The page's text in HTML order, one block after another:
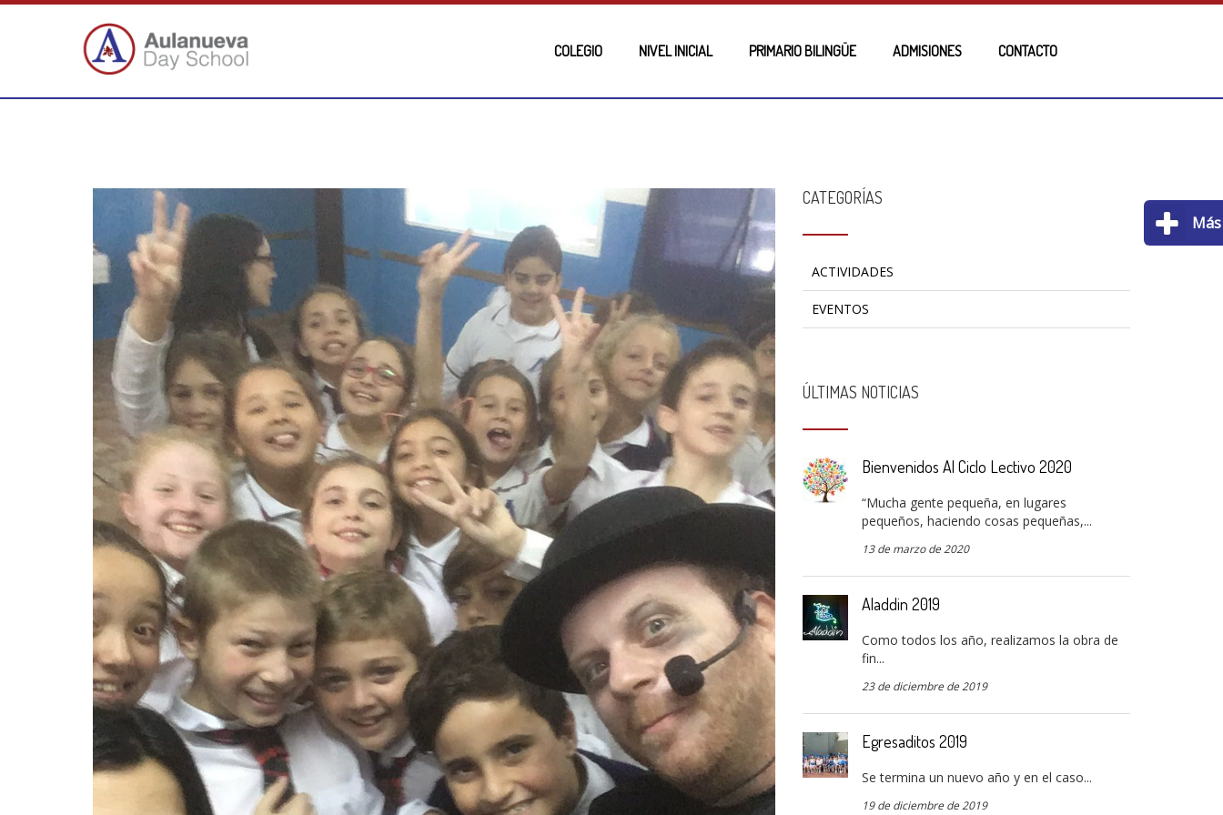
COLEGIO NIVEL INICIAL PRIMARIO BILINGÜE ADMISIONES CONTACTO
CATEGORÍAS
ACTIVIDADES
EVENTOS
ÚLTIMAS NOTICIAS
Bienvenidos Al Ciclo Lectivo 2020
“Mucha gente pequeña, en lugares
pequeños, haciendo cosas pequeñas,...
13 de marzo de 2020
Aladdin 2019
Como todos los año, realizamos la obra de
fin...
23 de diciembre de 2019
Egresaditos 2019
Se termina un nuevo año y en el caso...
19 de diciembre de 2019